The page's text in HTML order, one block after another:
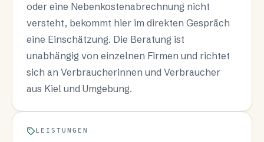
oder eine Nebenkostenabrechnung nicht
versteht, bekommt hier im direkten Gespräch
eine Einschätzung. Die Beratung ist
unabhängig von einzelnen Firmen und richtet
sich an Verbraucherinnen und Verbraucher
aus Kiel und Umgebung.
LEISTUNGEN